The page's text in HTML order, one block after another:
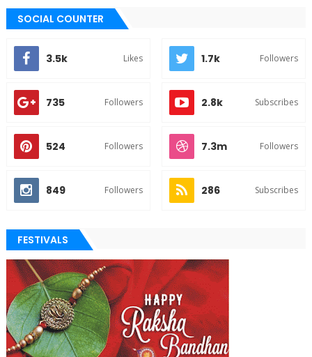
SOCIAL COUNTER
3.5k Likes 1.7k Followers
735 Followers 2.8k Subscribes
524 Followers 7.3m Followers
849 Followers 286 Subscribes
FESTIVALS